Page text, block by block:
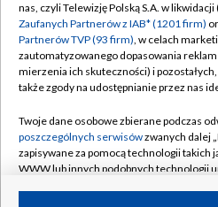
Emisja w TVP
Centrum informacji TVP
Naziemna Telewizja Cyfrowa
Rada Programowa
System NOS
Informacje o nadawcy
Polityka
Moje
nas, czyli Telewizję Polską S.A. w
Zaufanych Partnerów z IAB* (1201 firm)
Partnerów TVP (93 firm), w celach
zautomatyzowanego dopasowania
mierzenia ich skuteczności) i
także zgody na udostępnianie przez nas
Twoje dane osobowe zbierane podczas
poszczególnych serwisówzwanych dalej
zapisywane za pomocą technologii takich
WWW lub innych podobnych technologii